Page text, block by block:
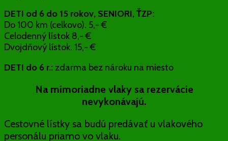
DETI od 6 do 15 rokov, SENIORI, ŤZP:
Do 100 km (celkovo). 5,- €
Celodenný lístok 8,- €
Dvojdňový lístok. 15,- €
DETI do 6 r.: zdarma bez nároku na miesto
Na mimoriadne vlaky sa rezervácie
nevykonávajú.
Cestovné lístky sa budú predávať u vlakového
personálu priamo vo vlaku.